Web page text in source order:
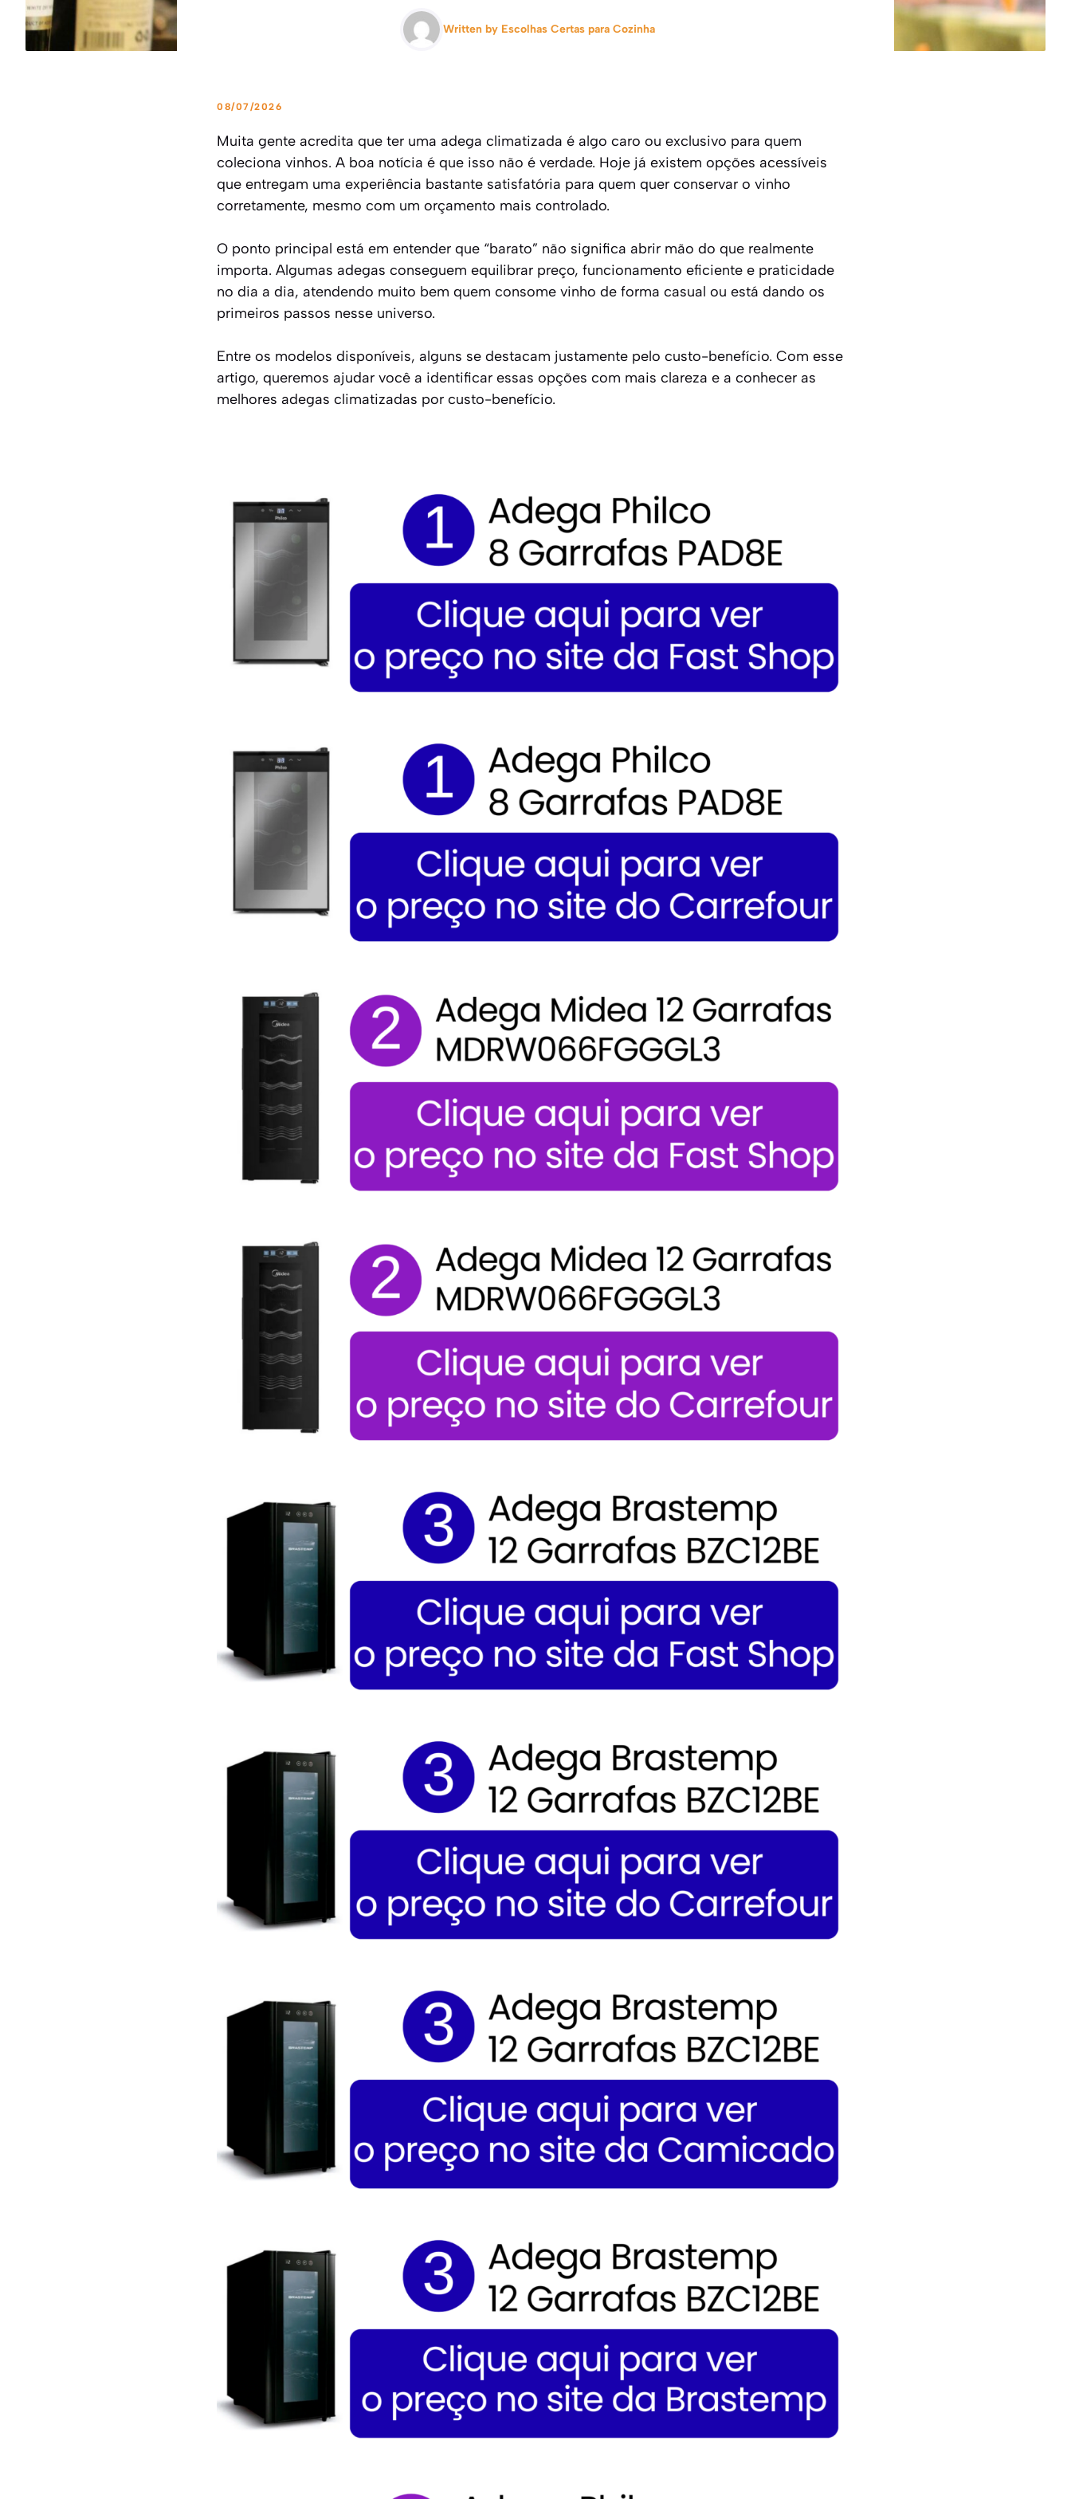
Written by Escolhas Certas para Cozinha
08/07/2026
Muita gente acredita que ter uma adega climatizada é algo caro ou exclusivo para quem
coleciona vinhos. A boa notícia é que isso não é verdade. Hoje já existem opções acessíveis
que entregam uma experiência bastante satisfatória para quem quer conservar o vinho
corretamente, mesmo com um orçamento mais controlado.
O ponto principal está em entender que “barato” não significa abrir mão do que realmente
importa. Algumas adegas conseguem equilibrar preço, funcionamento eficiente e praticidade
no dia a dia, atendendo muito bem quem consome vinho de forma casual ou está dando os
primeiros passos nesse universo.
Entre os modelos disponíveis, alguns se destacam justamente pelo custo-benefício. Com esse
artigo, queremos ajudar você a identificar essas opções com mais clareza e a conhecer as
melhores adegas climatizadas por custo-benefício.